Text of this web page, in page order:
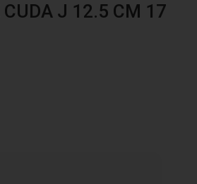
CUDA J 12.5 CM 17